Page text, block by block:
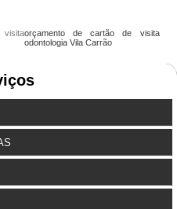
orçamento de cartão de visita
odontologia Vila Carrão